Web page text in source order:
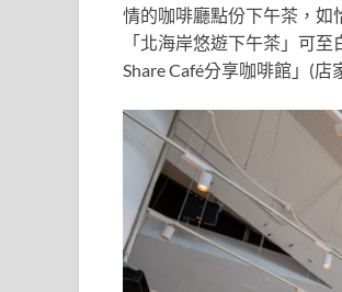
情的咖啡廳點份下午茶，如
「北海岸悠遊下午茶」可
Share Café分享咖啡館」(店